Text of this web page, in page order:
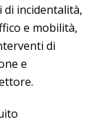
di incidentalità,
e mobilità,
di
e